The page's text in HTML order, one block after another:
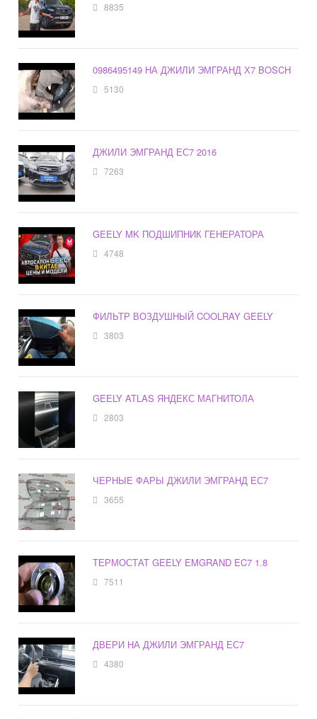
8835
0986495149 НА ДЖИЛИ ЭМГРАНД Х7 BOSCH
5130
ДЖИЛИ ЭМГРАНД ЕС7 2016
7263
GEELY MK ПОДШИПНИК ГЕНЕРАТОРА
4748
ФИЛЬТР ВОЗДУШНЫЙ COOLRAY GEELY
3803
GEELY ATLAS ЯНДЕКС МАГНИТОЛА
2803
ЧЕРНЫЕ ФАРЫ ДЖИЛИ ЭМГРАНД ЕС7
3655
ТЕРМОСТАТ GEELY EMGRAND EC7 1.8
7511
ДВЕРИ НА ДЖИЛИ ЭМГРАНД ЕС7
4380